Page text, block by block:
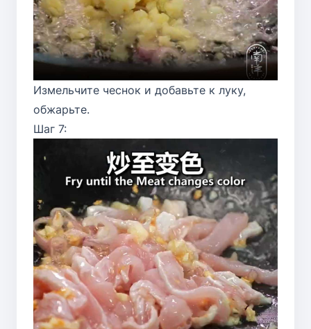
Измельчите чеснок и добавьте к луку,
обжарьте.
Шаг 7: